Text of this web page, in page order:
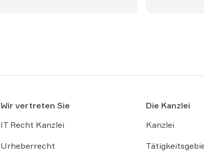
Wir vertreten Sie
IT Recht Kanzlei
Urheberrecht
Die Kanzlei
Kanzlei